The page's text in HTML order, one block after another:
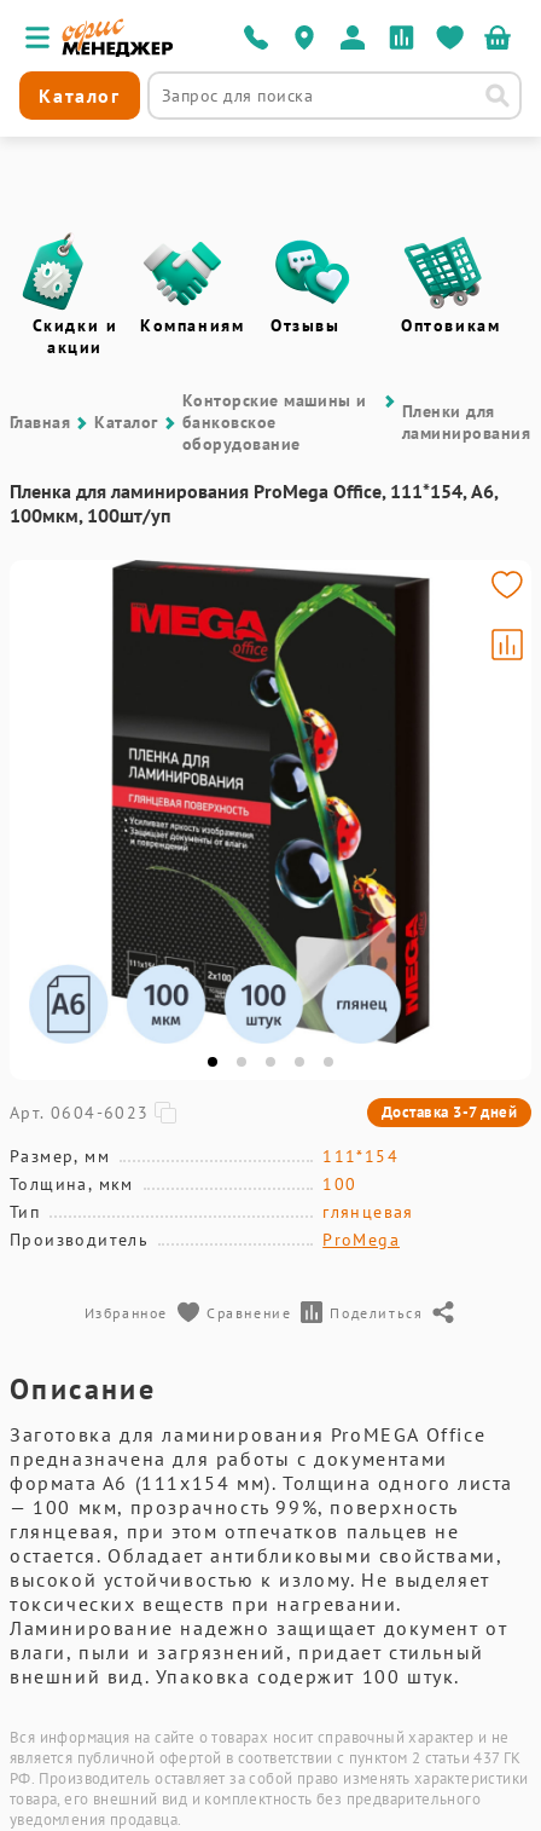
Каталог
Скидки и
акции
Компаниям Отзывы Оптовикам
Главная Каталог
Контоpские машины и
банковское
оборудование
Пленки для
ламинирования
Пленка для ламинирования ProМega Оffice, 111*154, А6,
100мкм, 100шт/уп
Арт. 0604-6023 Доставка 3-7 дней
Размер, мм
111*154
Толщина, мкм
100
Тип
глянцевая
Производитель
ProMega
Избранное Сравнение Поделиться
Описание
Заготовка для ламинирования ProMEGA Office
предназначена для работы с документами
формата А6 (111х154 мм). Толщина одного листа
— 100 мкм, прозрачность 99%, поверхность
глянцевая, при этом отпечатков пальцев не
остается. Обладает антибликовыми свойствами,
высокой устойчивостью к излому. Не выделяет
токсических веществ при нагревании.
Ламинирование надежно защищает документ от
влаги, пыли и загрязнений, придает стильный
внешний вид. Упаковка содержит 100 штук.
Вся информация на сайте о товарах носит справочный характер и не
является публичной офертой в соответствии с пунктом 2 статьи 437 ГК
РФ. Производитель оставляет за собой право изменять характеристики
товара, его внешний вид и комплектность без предварительного
уведомления продавца.